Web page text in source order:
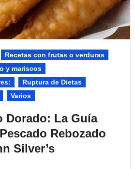
Recetas con frutas o verduras
y mariscos
Ruptura de Dietas
Varios
Dorado: La Guía
Rebozado
Silver’s